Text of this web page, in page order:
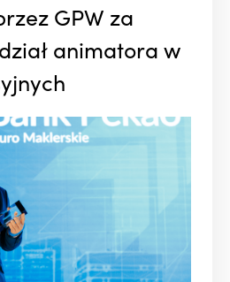
GPW za
animatora w